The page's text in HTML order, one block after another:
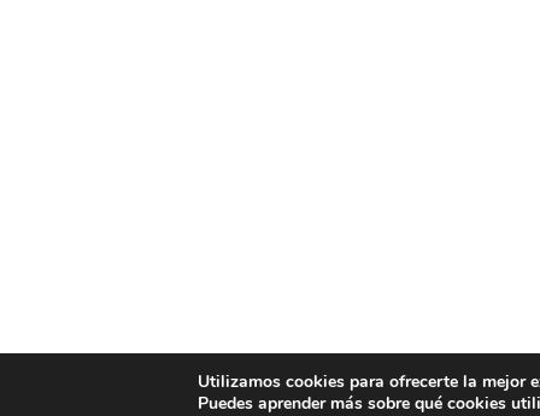
Utilizamos cookies para ofrecerte la mejor
Puedes aprender más sobre qué cookies